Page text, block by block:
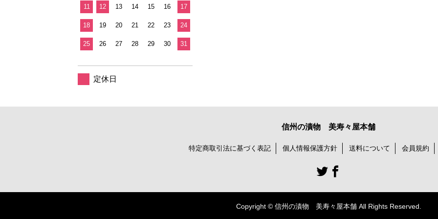
11 12 13 14 15 16 17
18 19 20 21 22 23 24
25 26 27 28 29 30 31
定休日
信州の漬物 美寿々屋本舗
特定商取引法に基づく表記 個人情報保護方針 送料について 会員規約
Copyright © 信州の漬物 美寿々屋本舗 All Rights Reserved.